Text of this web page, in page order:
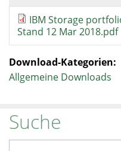
IBM Storage
Stand 12 Mar 2018.pdf
Download-Kategorien:
Allgemeine Downloads
Suche